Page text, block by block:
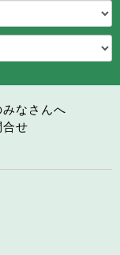
なさんへ
合せ